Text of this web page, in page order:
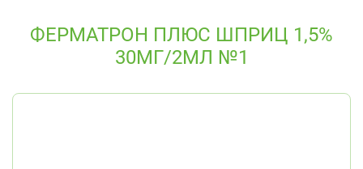
ФЕРМАТРОН ПЛЮС ШПРИЦ 1,5%
30МГ/2МЛ №1